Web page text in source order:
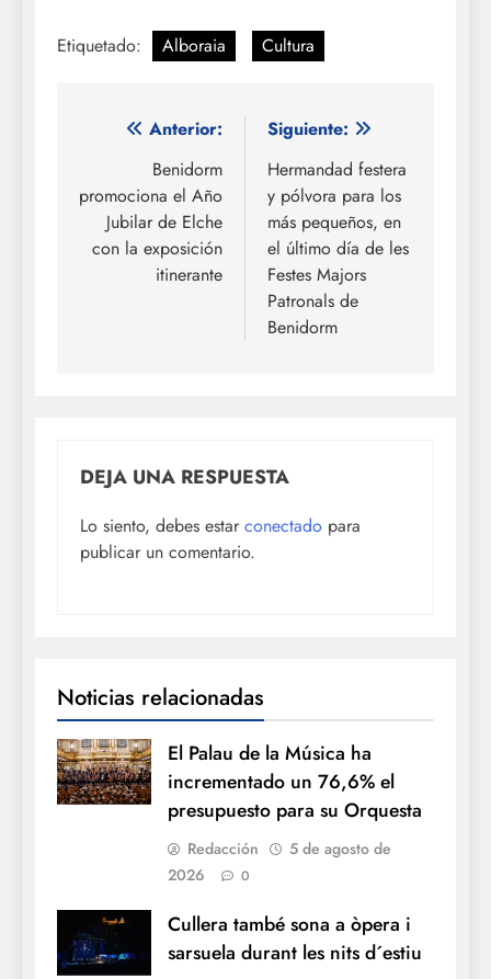
Etiquetado: Alboraia Cultura
Navegación
entradas
Anterior:
Benidorm
promociona el Año
Jubilar de Elche
con la exposición
itinerante
Siguiente:
Hermandad festera
y pólvora para los
más pequeños, en
el último día de les
Festes Majors
Patronals de
Benidorm
DEJA UNA RESPUESTA
Lo siento, debes estar conectado para
publicar un comentario.
Noticias relacionadas
El Palau de la Música ha
incrementado un 76,6% el
presupuesto para su Orquesta
Redacción
5 de agosto de
2026
0
Cullera també sona a òpera i
sarsuela durant les nits d´estiu